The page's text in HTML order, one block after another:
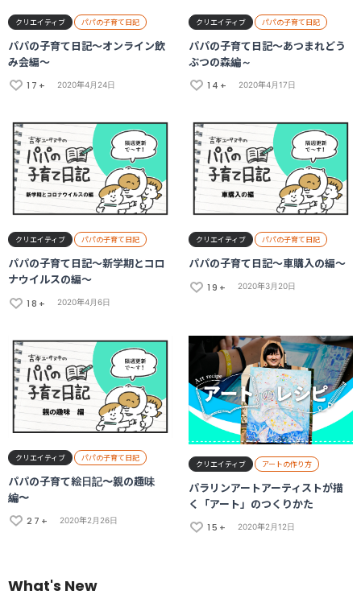
クリエイティブ パパの子育て日記
パパの子育て日記～オンライン飲
み会編～
17+
2020年4月24日
クリエイティブ パパの子育て日記
パパの子育て日記～あつまれどう
ぶつの森編～
14+
2020年4月17日
クリエイティブ パパの子育て日記
パパの子育て日記〜新学期とコロ
ナウイルスの編〜
18+
2020年4月6日
クリエイティブ パパの子育て日記
パパの子育て日記〜車購入の編〜
19+
2020年3月20日
クリエイティブ パパの子育て日記
パパの子育て絵日記〜親の趣味
編〜
27+
2020年2月26日
クリエイティブ アートの作り方
パラリンアートアーティストが描
く「アート」のつくりかた
15+
2020年2月12日
What's New